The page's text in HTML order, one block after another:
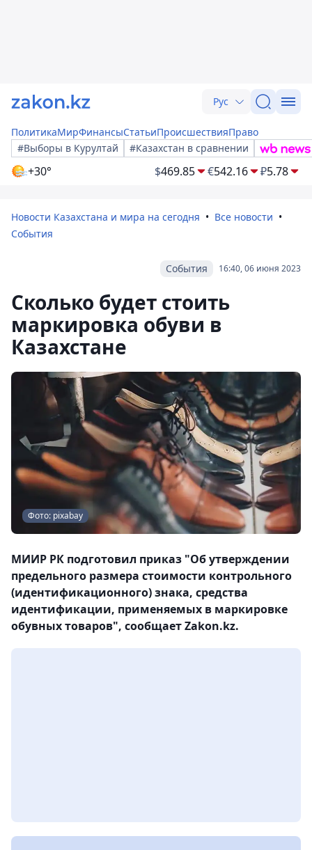
Рус
ПолитикаМирФинансыСтатьиПроисшествияПраво
#Выборы в Курултай
#Казахстан в сравнении
+30° $469.85 €542.16 ₽5.78
Новости Казахстана и мира на сегодня
Все новости
События
16:40, 06 июня 2023
События
Сколько будет стоить
маркировка обуви в
Казахстане
Фото: pixabay
МИИР РК подготовил приказ "Об утверждении
предельного размера стоимости контрольного
(идентификационного) знака, средства
идентификации, применяемых в маркировке
обувных товаров", сообщает Zakon.kz.